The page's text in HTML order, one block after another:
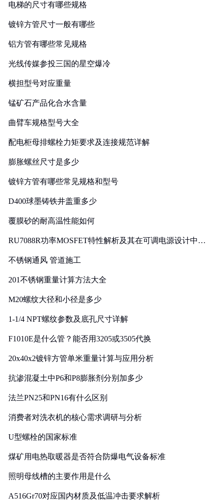
电梯的尺寸有哪些规格
镀锌方管尺寸一般有哪些
铝方管有哪些常见规格
光线传媒参投三国的星空爆冷
横担型号对应重量
锰矿石产品化合水含量
曲臂车规格型号大全
配电柜母排螺栓力矩要求及连接规范详解
膨胀螺丝尺寸是多少
镀锌方管有哪些常见规格和型号
D400球墨铸铁井盖重多少
覆膜砂的耐高温性能如何
RU7088R功率MOSFET特性解析及其在可调电源设计中的
不锈钢通风 管道施工
201不锈钢重量计算方法大全
M20螺纹大径和小径是多少
1-1/4 NPT螺纹参数及底孔尺寸详解
F1010E是什么管？能否用3205或3505代换
20x40x2镀锌方管单米重量计算与应用分析
抗渗混凝土中P6和P8膨胀剂分别加多少
法兰PN25和PN16有什么区别
消费者对洗衣机的核心需求调研与分析
U型螺栓的国家标准
煤矿用电热取暖器是否符合防爆电气设备标准
照明母线槽的主要作用是什么
A516Gr70对应国内材质及低温冲击要求解析